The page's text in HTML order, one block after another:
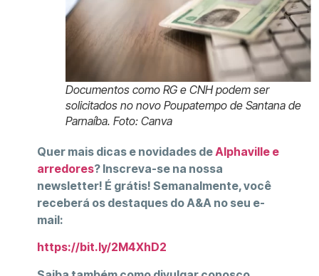
Documentos como RG e CNH podem ser
solicitados no novo Poupatempo de Santana de
Parnaíba. Foto: Canva
Quer mais dicas e novidades de Alphaville e
arredores? Inscreva-se na nossa
newsletter! É grátis! Semanalmente, você
receberá os destaques do A&A no seu e-
mail:
https://bit.ly/2M4XhD2